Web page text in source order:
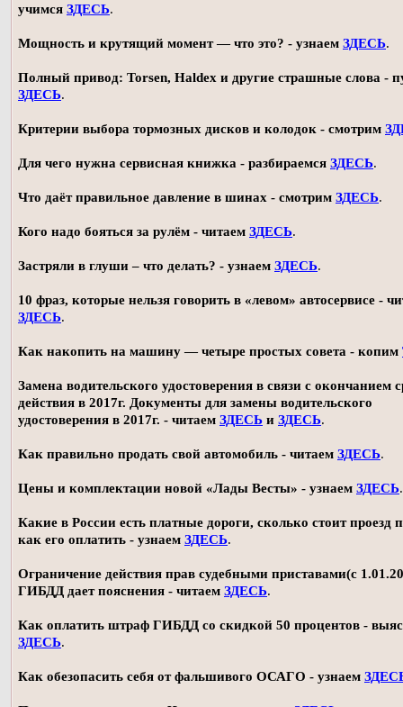
учимся ЗДЕСЬ.
Мощность и крутящий момент — что это? - узнаем ЗДЕСЬ.
Полный привод: Torsen, Haldex и другие страшные слова -
ЗДЕСЬ.
Критерии выбора тормозных дисков и колодок - смотрим
Для чего нужна сервисная книжка - разбираемся ЗДЕСЬ.
Что даёт правильное давление в шинах - смотрим ЗДЕСЬ.
Кого надо бояться за рулём - читаем ЗДЕСЬ.
Застряли в глуши – что делать? - узнаем ЗДЕСЬ.
10 фраз, которые нельзя говорить в «левом» автосервисе -
ЗДЕСЬ.
Как накопить на машину — четыре простых совета - копим
Замена водительского удостоверения в связи с окончанием
действия в 2017г. Документы для замены водительского
удостоверения в 2017г. - читаем ЗДЕСЬ и ЗДЕСЬ.
Как правильно продать свой автомобиль - читаем ЗДЕСЬ.
Цены и комплектации новой «Лады Весты» - узнаем ЗДЕСЬ.
Какие в России есть платные дороги, сколько стоит проезд
как его оплатить - узнаем ЗДЕСЬ.
Ограничение действия прав судебными приставами(с
ГИБДД дает пояснения - читаем ЗДЕСЬ.
Как оплатить штраф ГИБДД со скидкой 50 процентов -
ЗДЕСЬ.
Как обезопасить себя от фальшивого ОСАГО - узнаем